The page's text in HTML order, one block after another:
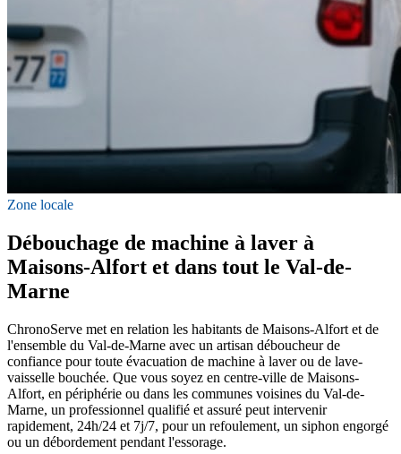
Zone locale
Débouchage de machine à laver à
Maisons-Alfort et dans tout le Val-de-
Marne
ChronoServe met en relation les habitants de Maisons-Alfort et de
l'ensemble du Val-de-Marne avec un artisan déboucheur de
confiance pour toute évacuation de machine à laver ou de lave-
vaisselle bouchée. Que vous soyez en centre-ville de Maisons-
Alfort, en périphérie ou dans les communes voisines du Val-de-
Marne, un professionnel qualifié et assuré peut intervenir
rapidement, 24h/24 et 7j/7, pour un refoulement, un siphon engorgé
ou un débordement pendant l'essorage.